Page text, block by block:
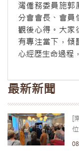
灣僑務委員施郭
分會會長、會員
觀後心得。大家
有專注當下，傾
心經歷生命過程
最新新聞
[